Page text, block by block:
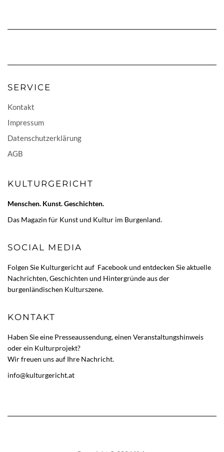
SERVICE
Kontakt
Impressum
Datenschutzerklärung
AGB
KULTURGERICHT
Menschen. Kunst. Geschichten.
Das Magazin für Kunst und Kultur im Burgenland.
SOCIAL MEDIA
Folgen Sie Kulturgericht auf Facebookund entdecken Sie aktuelle
Nachrichten, Geschichten und Hintergründe aus der
burgenländischen Kulturszene.
KONTAKT
Haben Sie eine Presseaussendung, einen Veranstaltungshinweis
oder ein Kulturprojekt?
Wir freuen uns auf Ihre Nachricht.
info@kulturgericht.at